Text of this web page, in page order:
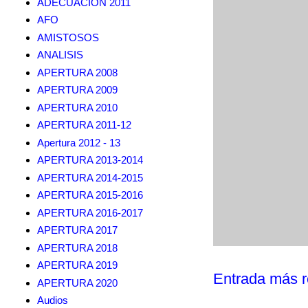
Entrada más
AFO
AMISTOSOS
ANALISIS
APERTURA 2008
APERTURA 2009
APERTURA 2010
APERTURA 2011-12
Apertura 2012 - 13
APERTURA 2013-2014
APERTURA 2014-2015
APERTURA 2015-2016
APERTURA 2016-2017
APERTURA 2017
APERTURA 2018
APERTURA 2019
APERTURA 2020
Audios